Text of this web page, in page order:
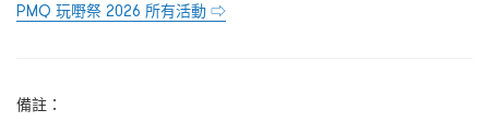
PMQ 玩嘢祭 2026 所有活動 ⇨
備註：